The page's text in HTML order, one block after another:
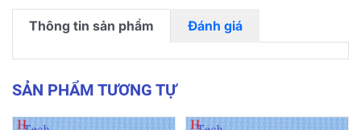
Thông tin sản phẩm Đánh giá
SẢN PHẨM TƯƠNG TỰ